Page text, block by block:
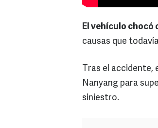
El vehículo chocó
causas que
Tras el accidente,
Nanyang para
siniestro.